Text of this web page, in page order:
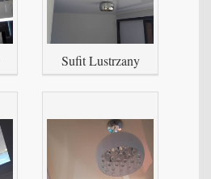
Sufit Lustrzany